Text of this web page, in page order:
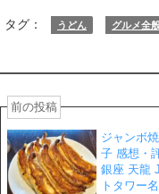
タグ： うどん グルメ全
前の投稿
ジャンボ
子 感想・
銀座 天龍
トタワー